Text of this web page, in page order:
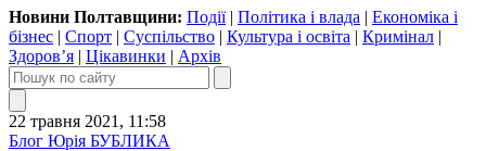
Новини Полтавщини: Події| Політика і влада | Економіка і
бізнес | Спорт | Суспільство | Культура і освіта | Кримінал |
Здоров’я | Цікавинки | Архів
22 травня 2021, 11:58
Блог Юрія БУБЛИКА